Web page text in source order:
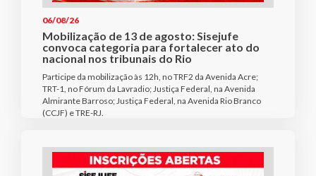
06/08/26
Mobilização de 13 de agosto: Sisejufe
convoca categoria para fortalecer ato do
nacional nos tribunais do Rio
Participe da mobilização às 12h, no TRF2 da Avenida Acre;
TRT-1, no Fórum da Lavradio; Justiça Federal, na Avenida
Almirante Barroso; Justiça Federal, na Avenida Rio Branco
(CCJF) e TRE-RJ.